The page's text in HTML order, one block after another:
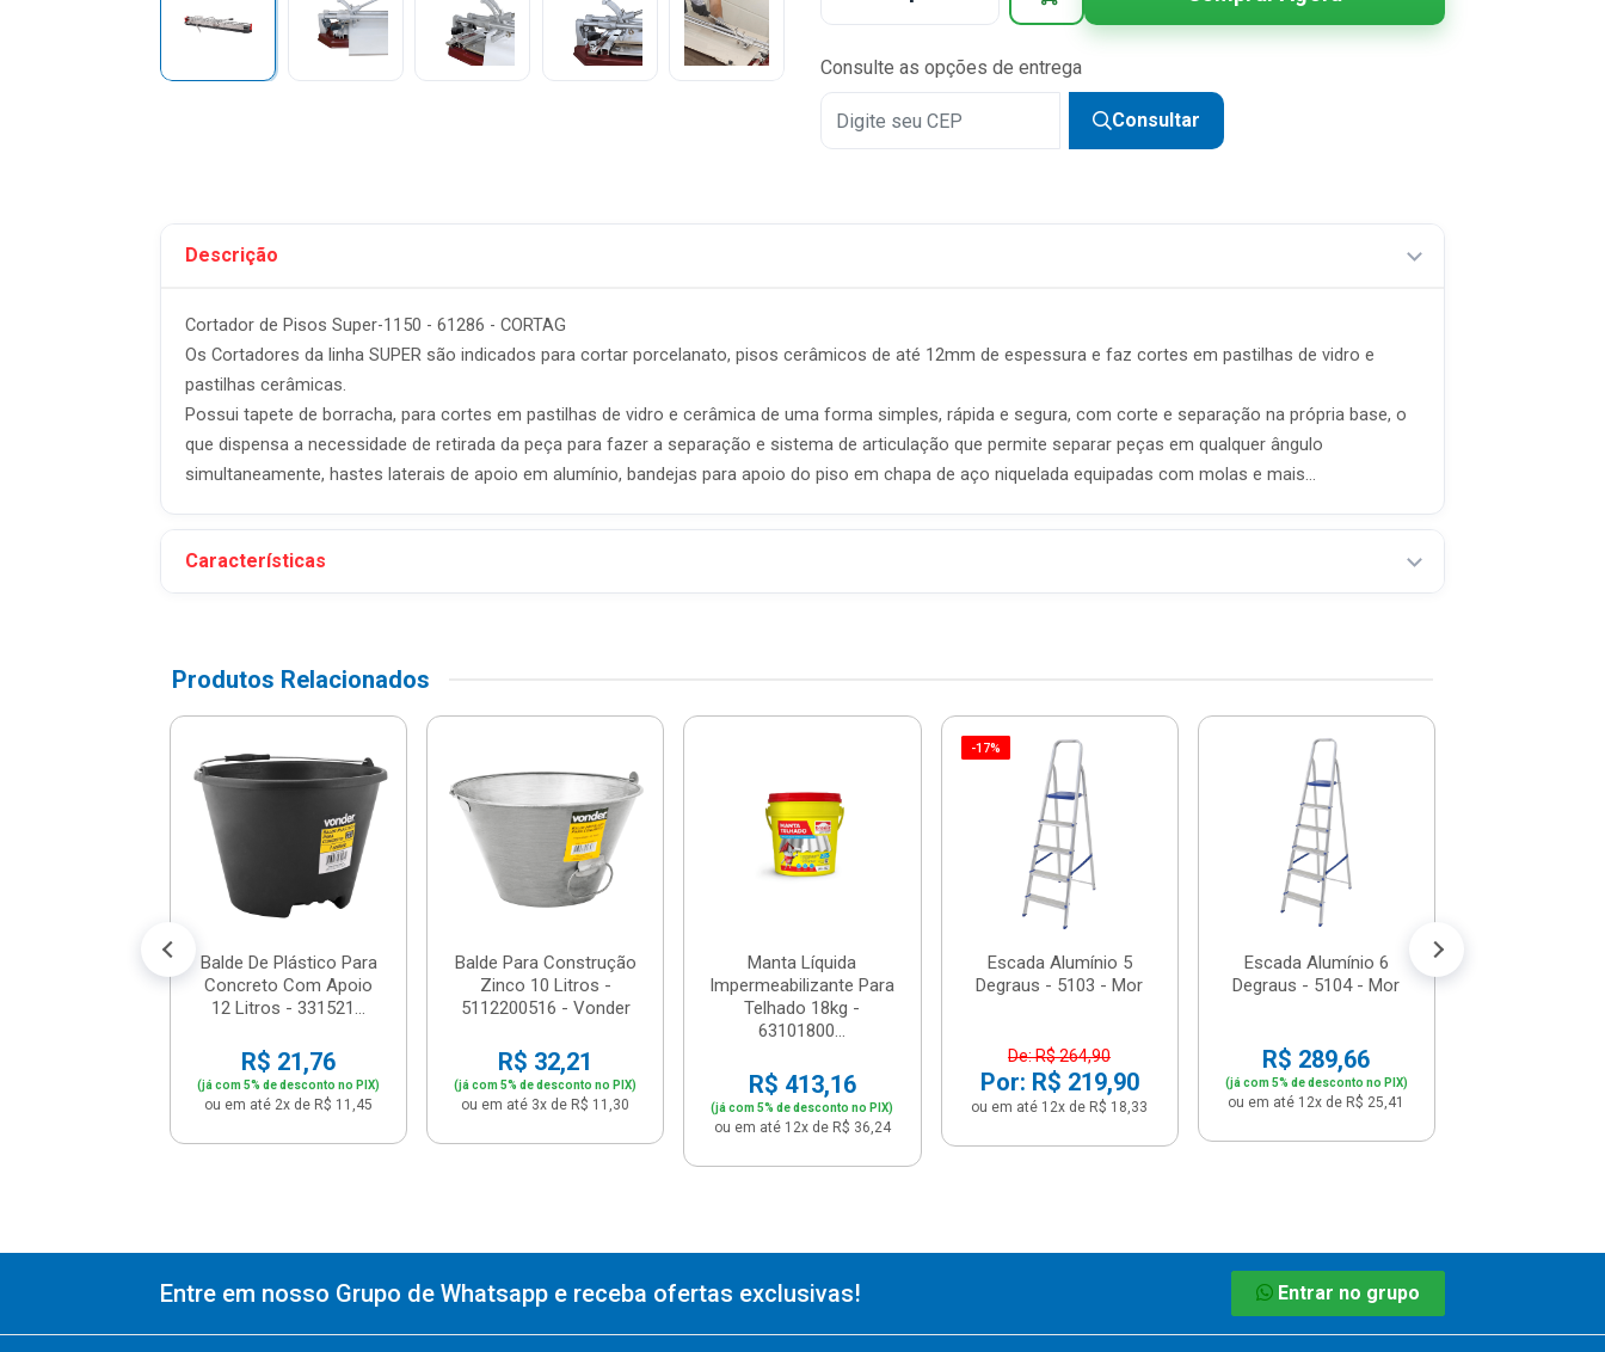
Consulte as opções de entrega
Consultar
Descrição
Cortador de Pisos Super-1150 - 61286 - CORTAG
Os Cortadores da linha SUPER são indicados para cortar porcelanato, pisos cerâmicos de até 12mm de espessura e faz cortes em pastilhas de vidro e
pastilhas cerâmicas.
Possui tapete de borracha, para cortes em pastilhas de vidro e cerâmica de uma forma simples, rápida e segura, com corte e separação na própria base, o
que dispensa a necessidade de retirada da peça para fazer a separação e sistema de articulação que permite separar peças em qualquer ângulo
simultaneamente, hastes laterais de apoio em alumínio, bandejas para apoio do piso em chapa de aço niquelada equipadas com molas e mais...
Características
Produtos Relacionados
Balde De Plástico Para
Concreto Com Apoio
12 Litros - 331521...
R$ 21,76
(já com 5% de desconto no PIX)
ou em até 2x de R$ 11,45
Balde Para Construção
Zinco 10 Litros -
5112200516 - Vonder
R$ 32,21
(já com 5% de desconto no PIX)
ou em até 3x de R$ 11,30
Manta Líquida
Impermeabilizante Para
Telhado 18kg -
63101800...
R$ 413,16
(já com 5% de desconto no PIX)
ou em até 12x de R$ 36,24
-17%
Escada Alumínio 5
Degraus - 5103 - Mor
De: R$ 264,90
Por: R$ 219,90
ou em até 12x de R$ 18,33
Escada Alumínio 6
Degraus - 5104 - Mor
R$ 289,66
(já com 5% de desconto no PIX)
ou em até 12x de R$ 25,41
Entre em nosso Grupo de Whatsapp e receba ofertas exclusivas! Entrar no grupo